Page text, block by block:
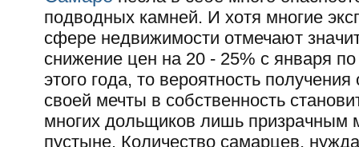
подводных камней. И хотя многие
сфере недвижимости отмечают
снижение цен на 20 - 25% с января по
этого года, то вероятность получения
своей мечты в собственность
многих дольщиков лишь призрачным
пустыне. Количество самарцев,